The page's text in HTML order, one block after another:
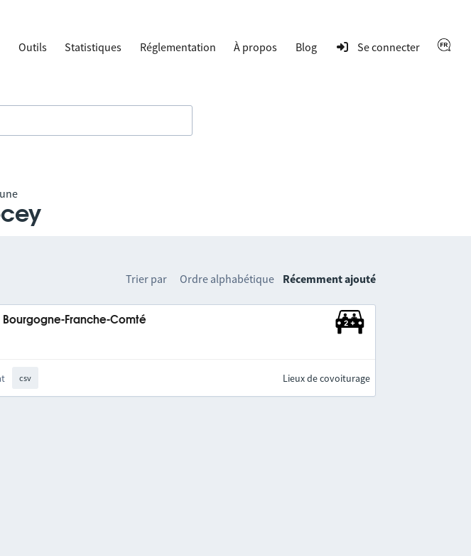
Outils Statistiques Réglementation À propos Blog Se connecter
Trier par Ordre alphabétique Récemment ajouté
Franche-Comté
csv Lieux de covoiturage